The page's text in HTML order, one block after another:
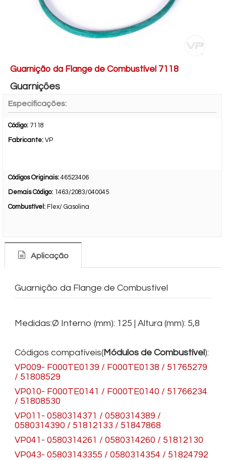
Guarnição da Flange de Combustível 7118
Guarnições
Especificações:
Código: 7118
Fabricante: VP
Códigos Originais: 46523406
Demais Código: 1463/2083/040045
Combustível: Flex/ Gasolina
Aplicação
Guarnição da Flange de Combustível
Medidas:Ø Interno (mm): 125 | Altura (mm): 5,8
Códigos compatíveis(Módulos de Combustível):
VP009- F000TE0139 / F000TE0138 / 51765279
/ 51808529
VP010- F000TE0141 / F000TE0140 / 51766234
/ 51808530
VP011- 0580314371 / 0580314389 /
0580314390 / 51812133 / 51847868
VP041- 0580314261 / 0580314260 / 51812130
VP043- 05803143355 / 0580314354 / 51824792